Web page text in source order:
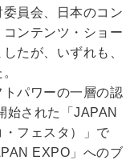
員会、日本のコン
ンテンツ・ショー
たが、いずれも、
パワーの一層の認
始された「JAPAN
フェスタ）」で
EXPO」へのブ